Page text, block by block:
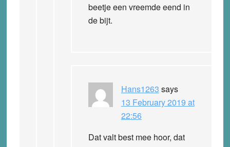
beetje een vreemde eend in
de bijt.
Hans1263 says
13 February 2019 at
22:56
Dat valt best mee hoor, dat